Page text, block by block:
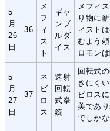
5
月
26
日
36
メ
フ
ィ
ス
ト
ギャ
ンブ
ルダ
イス
メフィ
り物に
ィスト
むよう
ロモンは
5
月
27
日
37
ネ
ビ
ロ
ス
速射
回転
式拳
銃
回転式
きにく
ビロス
美であ
でしかな